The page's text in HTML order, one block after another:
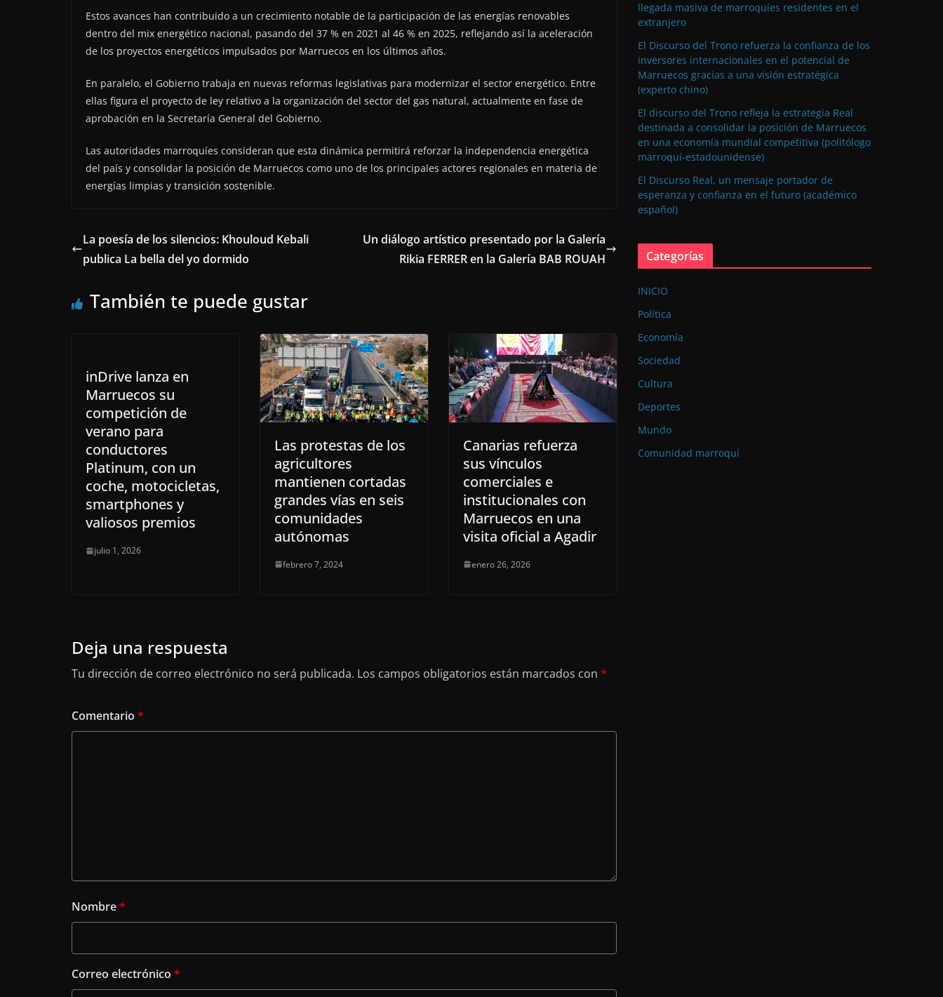
Estos avances han contribuido a un crecimiento notable de la participación de las energías renovables
dentro del mix energético nacional, pasando del 37 % en 2021 al 46 % en 2025, reflejando así la aceleración
de los proyectos energéticos impulsados por Marruecos en los últimos años.
En paralelo, el Gobierno trabaja en nuevas reformas legislativas para modernizar el sector energético. Entre
ellas figura el proyecto de ley relativo a la organización del sector del gas natural, actualmente en fase de
aprobación en la Secretaría General del Gobierno.
Las autoridades marroquíes consideran que esta dinámica permitirá reforzar la independencia energética
del país y consolidar la posición de Marruecos como uno de los principales actores regionales en materia de
energías limpias y transición sostenible.
La poesía de los silencios: Khouloud Kebali
publica La bella del yo dormido
Un diálogo artístico presentado por la Galería
Rikia FERRER en la Galería BAB ROUAH
También te puede gustar
inDrive lanza en
Marruecos su
competición de
verano para
conductores
Platinum, con un
coche, motocicletas,
smartphones y
valiosos premios
julio 1, 2026
Las protestas de los
agricultores
mantienen cortadas
grandes vías en seis
comunidades
autónomas
febrero 7, 2024
Canarias refuerza
sus vínculos
comerciales e
institucionales con
Marruecos en una
visita oficial a Agadir
enero 26, 2026
Deja una respuesta
Tu dirección de correo electrónico no será publicada. Los campos obligatorios están marcados con *
Comentario *
Nombre*
Correo electrónico *
llegada masiva de marroquíes residentes en el
extranjero
El Discurso del Trono refuerza la confianza de los
inversores internacionales en el potencial de
Marruecos gracias a una visión estratégica
(experto chino)
El discurso del Trono refleja la estrategia Real
destinada a consolidar la posición de Marruecos
en una economía mundial competitiva (politólogo
marroquí-estadounidense)
El Discurso Real, un mensaje portador de
esperanza y confianza en el futuro (académico
español)
Categorías
INICIO
Política
Economía
Sociedad
Cultura
Deportes
Mundo
Comunidad marroquí